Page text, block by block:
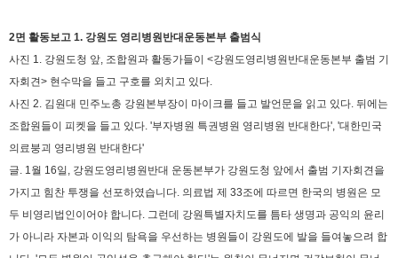
2면 활동보고 1. 강원도 영리병원반대운동본부 출범식
사진 1. 강원도청 앞, 조합원과 활동가들이 <강원도영리병원반대운동본부 출범 기
자회견> 현수막을 들고 구호를 외치고 있다.
사진 2. 김원대 민주노총 강원본부장이 마이크를 들고 발언문을 읽고 있다. 뒤에는
조합원들이 피켓을 들고 있다. '부자병원 특권병원 영리병원 반대한다', '대한민국
의료붕괴 영리병원 반대한다'
글. 1월 16일, 강원도영리병원반대 운동본부가 강원도청 앞에서 출범 기자회견을
가지고 힘찬 투쟁을 선포하였습니다. 의료법 제 33조에 따르면 한국의 병원은 모
두 비영리법인이어야 합니다. 그런데 강원특별자치도를 틈타 생명과 공익의 윤리
가 아니라 자본과 이익의 탐욕을 우선하는 병원들이 강원도에 발을 들여놓으려 합